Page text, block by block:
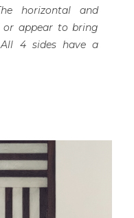
horizontal and
or appear to bring
4 sides have a